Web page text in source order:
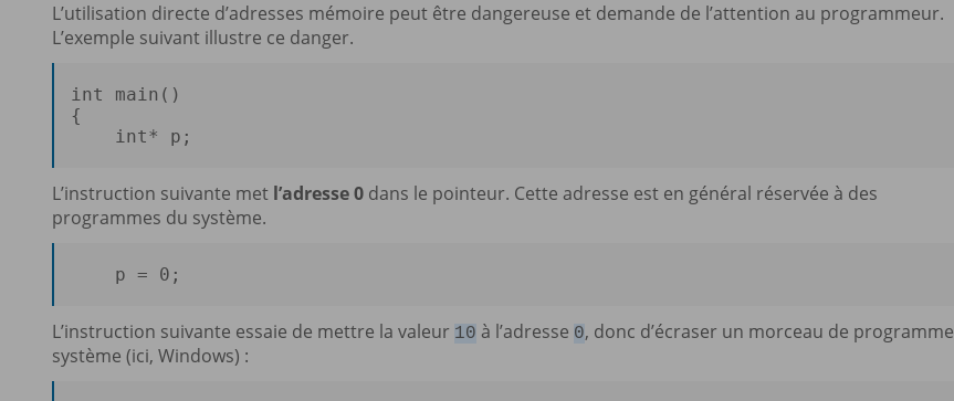
L’utilisation directe d’adresses mémoire peut être dangereuse et demande de l’attention au programmeur.
L’exemple suivant illustre ce danger.
int main ()
{
int* p;
L’instruction suivante met l’adresse 0 dans le pointeur. Cette adresse est en général réservée à des
programmes du système.
p = 0 ;
L’instruction suivante essaie de mettre la valeur 10 à l’adresse 0, donc d’écraser un morceau de programme
système (ici, Windows) :